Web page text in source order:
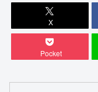
X
Pocket